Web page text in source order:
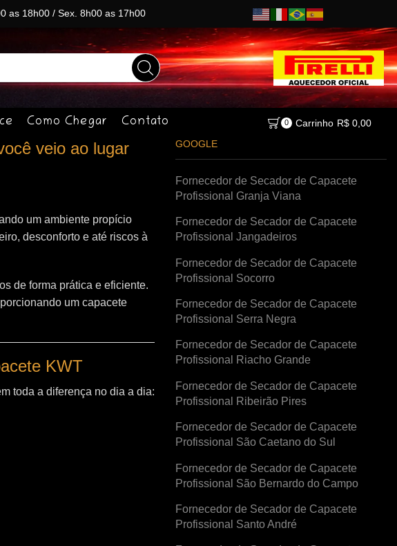
as 18h00 / Sex. 8h00 as 17h00
Como Chegar Contato 0 Carrinho R$0,00
veio ao lugar
um ambiente propício
desconforto e até riscos à
de forma prática e eficiente.
um capacete
KWT
toda a diferença no dia a dia:
GOOGLE
Fornecedor de Secador de Capacete
Profissional Granja Viana
Fornecedor de Secador de Capacete
Profissional Jangadeiros
Fornecedor de Secador de Capacete
Profissional Socorro
Fornecedor de Secador de Capacete
Profissional Serra Negra
Fornecedor de Secador de Capacete
Profissional Riacho Grande
Fornecedor de Secador de Capacete
Profissional Ribeirão Pires
Fornecedor de Secador de Capacete
Profissional São Caetano do Sul
Fornecedor de Secador de Capacete
Profissional São Bernardo do Campo
Fornecedor de Secador de Capacete
Profissional Santo André